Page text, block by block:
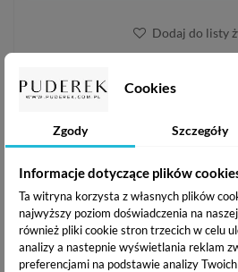
Cookies
Zgody Szczegóły
Informacje dotyczące plików
Ta witryna korzysta z własnych plików
najwyższy poziom doświadczenia na
również pliki cookie stron trzecich w celu
analizy a nastepnie wyświetlania reklam
preferencjami na podstawie analizy
NUMER KATALOGOWY:
WYSYŁKA W CIĄGU:
Dodaj do listy
PUDEREK
POWIĄZANE